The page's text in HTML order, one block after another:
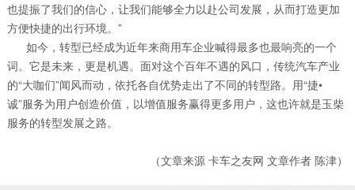
也提振了我们的信心，让我们能够全力以赴公司发展，从而打造更加
方便快捷的出行环境。”
如今，转型已经成为近年来商用车企业喊得最多也最响亮的一个
词。它是未来，更是机遇。面对这个百年不遇的风口，传统汽车产业
的“大咖们”闻风而动，依托各自优势走出了不同的转型路。用“捷•
诚”服务为用户创造价值，以增值服务赢得更多用户，这也许就是玉柴
服务的转型发展之路。
（文章来源 卡车之友网 文章作者 陈津）